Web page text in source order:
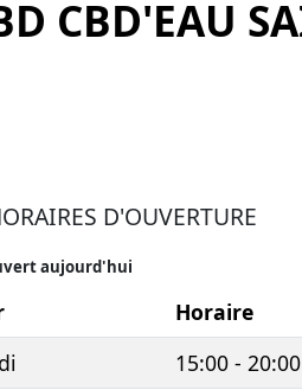
CBD'EAU
D'OUVERTURE
aujourd'hui
Horaire
15:00 - 20:00